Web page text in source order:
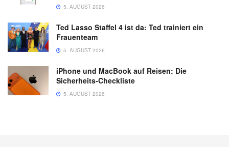
5. AUGUST 2026
Ted Lasso Staffel 4 ist da: Ted trainiert ein
Frauenteam
5. AUGUST 2026
iPhone und MacBook auf Reisen: Die
Sicherheits-Checkliste
5. AUGUST 2026